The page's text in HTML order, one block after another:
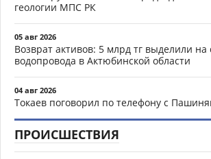
геологии МПС РК
05 авг 2026
Возврат активов: 5 млрд тг выделили на
водопровода в Актюбинской области
04 авг 2026
Токаев поговорил по телефону с
ПРОИСШЕСТВИЯ